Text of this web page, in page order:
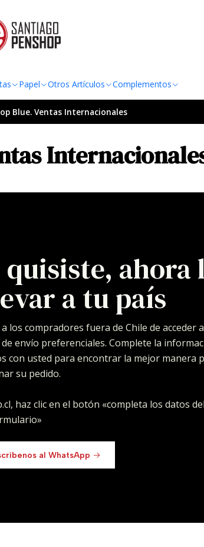
Papel Otros Artículos Complementos
Blue. Ventas Internacionales
ahora
a tu país
los compradores fuera de Chile de acceder a
envío preferenciales. Complete la
con usted para encontrar la mejor manera
su pedido.
haz clic en el botón «completa los datos del
al WhatsApp